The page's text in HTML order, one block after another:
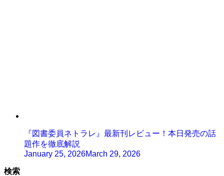
『図書委員ネトラレ』最新刊レビュー！本日発売の話
題作を徹底解説
January 25, 2026March 29, 2026
検索